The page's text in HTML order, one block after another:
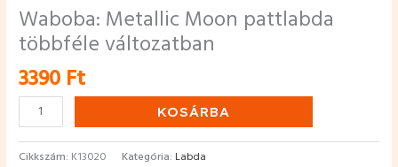
Waboba: Metallic Moon pattlabda
többféle változatban
3390 Ft
KOSÁRBA
Cikkszám: K13020 Kategória: Labda